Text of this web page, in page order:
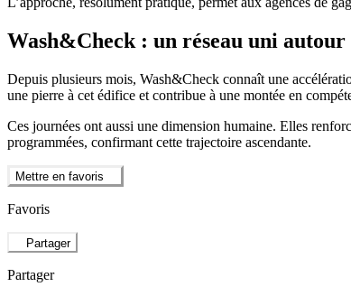
Wash&Check : un réseau uni autour
Depuis plusieurs mois, Wash&Check connaît une
une pierre à cet édifice et contribue à une montée en
Ces journées ont aussi une dimension humaine. Elles
programmées, confirmant cette trajectoire ascendante.
Mettre en favoris
Favoris
Partager
Partager